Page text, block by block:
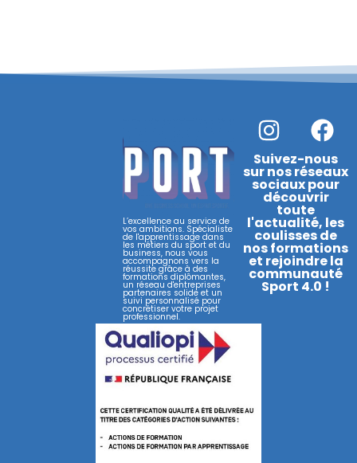
L’excellence au service de
vos ambitions. Spécialiste
de l'apprentissage dans
les métiers du sport et du
business, nous vous
accompagnons vers la
réussite grâce à des
formations diplômantes,
un réseau d'entreprises
partenaires solide et un
suivi personnalisé pour
concrétiser votre projet
professionnel.
I
n
s
t
a
g
r
a
m
F
a
c
e
b
o
o
k
Suivez-nous
sur nos réseaux
sociaux pour
découvrir
toute
l'actualité, les
coulisses de
nos formations
et rejoindre la
communauté
Sport 4.0 !